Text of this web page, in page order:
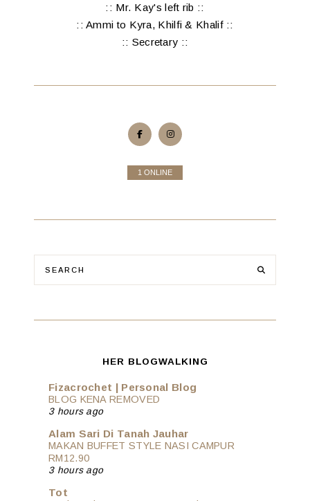
:: Mr. Kay's left rib ::
:: Ammi to Kyra, Khilfi & Khalif ::
:: Secretary ::
1 ONLINE
HER BLOGWALKING
Fizacrochet | Personal Blog
BLOG KENA REMOVED
3 hours ago
Alam Sari Di Tanah Jauhar
MAKAN BUFFET STYLE NASI CAMPUR
RM12.90
3 hours ago
Tot